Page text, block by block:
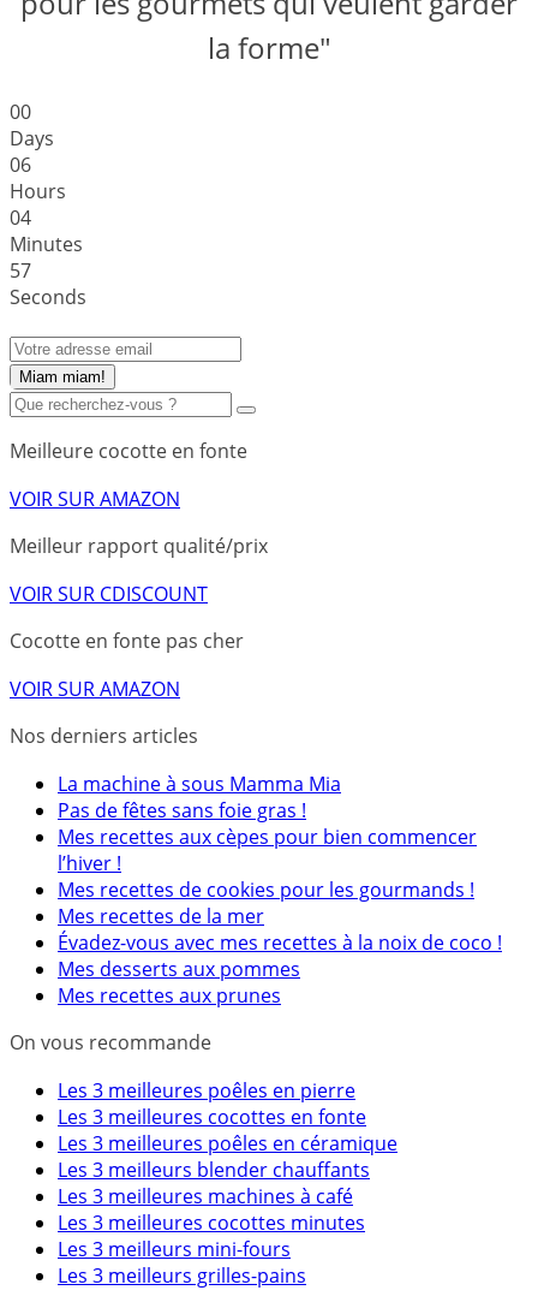
la forme"
00
Days
06
Hours
04
Minutes
57
Seconds
Miam miam!
Meilleure cocotte en fonte
VOIR SUR AMAZON
Meilleur rapport qualité/prix
VOIR SUR CDISCOUNT
Cocotte en fonte pas cher
VOIR SUR AMAZON
Nos derniers articles
La machine à sous Mamma Mia
Pas de fêtes sans foie gras !
Mes recettes aux cèpes pour bien commencer
l’hiver !
Mes recettes de cookies pour les gourmands !
Mes recettes de la mer
Évadez-vous avec mes recettes à la noix de coco !
Mes desserts aux pommes
Mes recettes aux prunes
On vous recommande
Les 3 meilleures poêles en pierre
Les 3 meilleures cocottes en fonte
Les 3 meilleures poêles en céramique
Les 3 meilleurs blender chauffants
Les 3 meilleures machines à café
Les 3 meilleures cocottes minutes
Les 3 meilleurs mini-fours
Les 3 meilleurs grilles-pains